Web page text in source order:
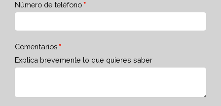
Número de teléfono
Comentarios
Explica brevemente lo que quieres saber